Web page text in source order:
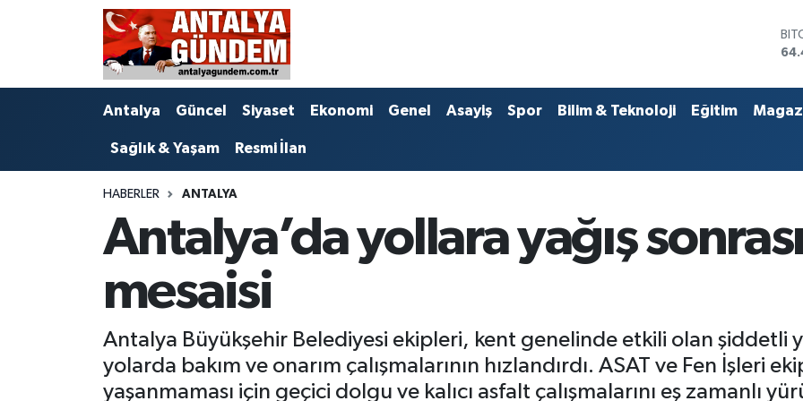
Antalya Güncel Siyaset Ekonomi Genel Asayiş Spor Bilim & Teknoloji Eğitim
Sağlık & Yaşam Resmi İlan
HABERLER ANTALYA
Antalya’da yollara yağış
mesaisi
Antalya Büyükşehir Belediyesi ekipleri, kent genelinde etkili olan şiddetli
yolarda bakım ve onarım çalışmalarının hızlandırdı. ASAT ve Fen İşleri
yaşanmaması için geçici dolgu ve kalıcı asfalt çalışmalarını eş zamanlı
Antalya
Bilim & Teknoloji
EĞİTİM
Görüntülü Haber
Antalya Nöbetçi Eczaneler
Antalya Hava Durumu
Antalya Namaz Vakitleri
Süper Lig Puan Durumu ve Fikstür
Tüm Manşetler
Son Dakika Haberleri
Haber Arşivi